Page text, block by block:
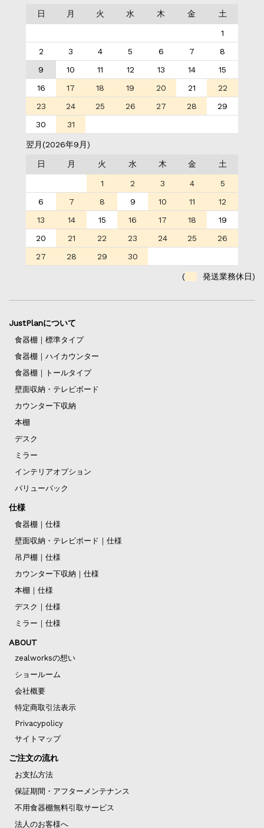
日 月 火 水 木 金 土
1
2
3 4 5 6 7
8
9
10 11 12 13 14
15
16
17 18 19 20 21
22
23
24 25 26 27 28
29
30
31
翌月(2026年9月)
日 月 火 水 木 金 土
1 2 3 4
5
6
7 8 9 10 11
12
13
14 15 16 17 18
19
20
21 22 23 24 25
26
27
28 29 30
( 発送業務休日)
JustPlanについて
食器棚｜標準タイプ
食器棚｜ハイカウンター
食器棚｜トールタイプ
壁面収納・テレビボード
カウンター下収納
本棚
デスク
ミラー
インテリアオプション
バリューパック
仕様
食器棚｜仕様
壁面収納・テレビボード｜仕様
吊戸棚｜仕様
カウンター下収納｜仕様
本棚｜仕様
デスク｜仕様
ミラー｜仕様
ABOUT
zealworksの想い
ショールーム
会社概要
特定商取引法表示
Privacypolicy
サイトマップ
ご注文の流れ
お支払方法
保証期間・アフターメンテナンス
不用食器棚無料引取サービス
法人のお客様へ